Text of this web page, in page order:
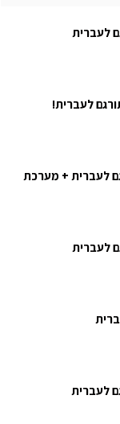
1172 מתורגם לעברית + מערכת